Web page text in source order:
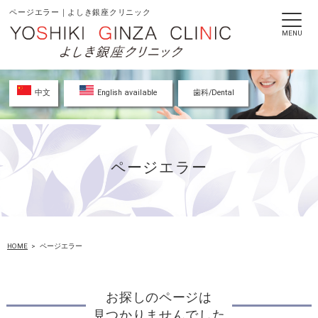
ページエラー｜よしき銀座クリニック
中文 English available 歯科/Dental
ページエラー
HOME ページエラー
お探しのページは
見つかりませんでした
MENU